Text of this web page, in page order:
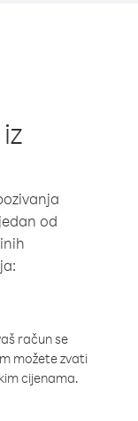
od
račun se
možete zvati
cijenama.